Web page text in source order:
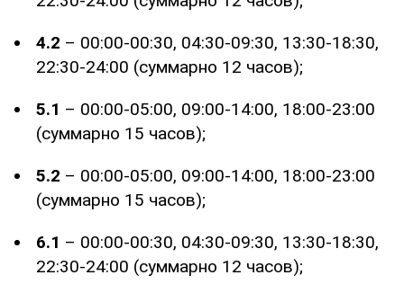
4.2 – 00:00-00:30, 04:30-09:30, 13:30-18:30,
22:30-24:00 (суммарно 12 часов);
5.1 – 00:00-05:00, 09:00-14:00, 18:00-23:00
(суммарно 15 часов);
5.2 – 00:00-05:00, 09:00-14:00, 18:00-23:00
(суммарно 15 часов);
6.1 – 00:00-00:30, 04:30-09:30, 13:30-18:30,
22:30-24:00 (суммарно 12 часов);